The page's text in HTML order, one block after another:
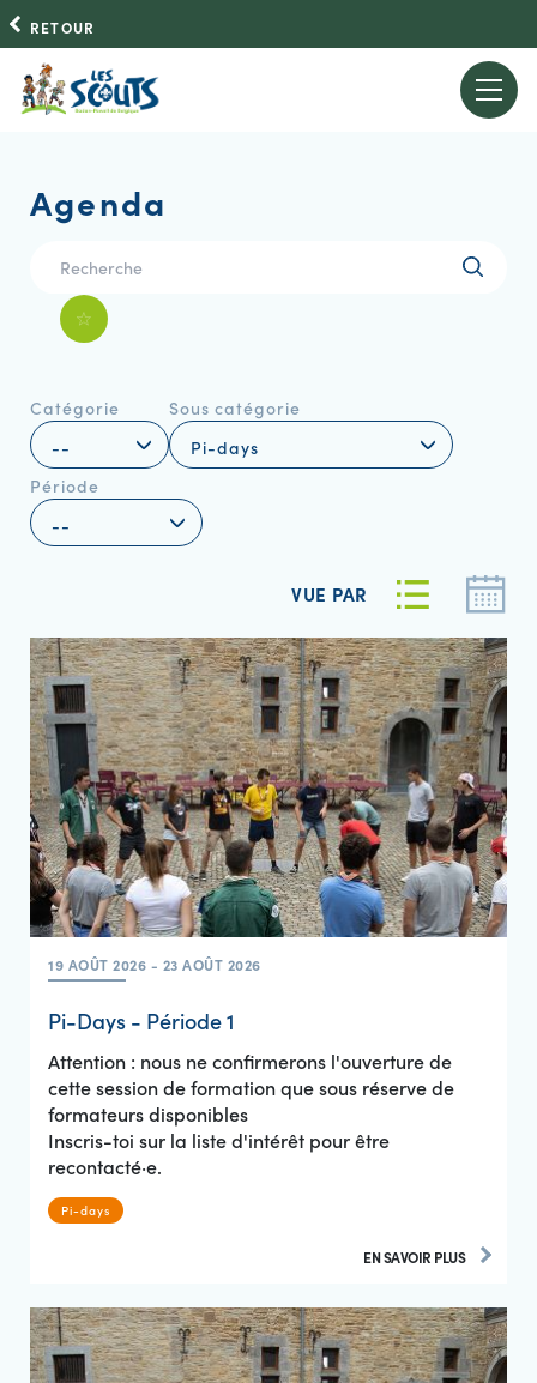
RETOUR
Agenda
Catégorie Sous catégorie
Période
VUE PAR
19 AOÛT 2026 - 23 AOÛT 2026
Pi-Days - Période 1
Attention : nous ne confirmerons l'ouverture de
cette session de formation que sous réserve de
formateurs disponibles
Inscris-toi sur la liste d'intérêt pour être
recontacté·e.
Pi-days
EN SAVOIR PLUS